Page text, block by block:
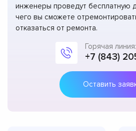
инженеры проведут бесплатную
чего вы сможете
отказаться от ремонта.
Горячая линия:
+7 (843)
Оставить